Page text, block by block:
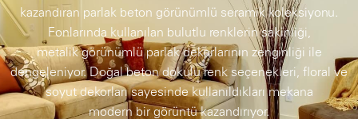
kazandıran parlak beton görünümlü seramik koleksiyonu.
Fonlarında kullanılan bulutlu renklerin sakinliği,
metalik görünümlü parlak dekorlarının zenginliği ile
dengeleniyor. Doğal beton dokulu renk seçenekleri, floral ve
soyut dekorları sayesinde kullanıldıkları mekana
modern bir görüntü kazandırıyor.